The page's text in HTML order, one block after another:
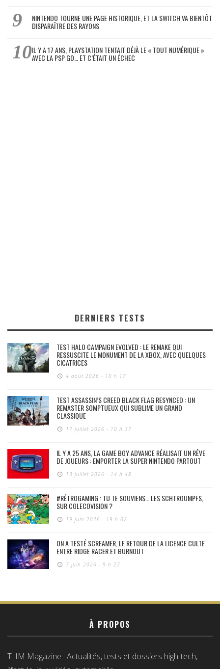
NINTENDO TOURNE UNE PAGE HISTORIQUE, ET LA SWITCH VA BIENTÔT
DISPARAÎTRE DES RAYONS
IL Y A 17 ANS, PLAYSTATION TENTAIT DÉJÀ LE « TOUT NUMÉRIQUE »
AVEC LA PSP GO… ET C’ÉTAIT UN ÉCHEC
DERNIERS TESTS
TEST HALO CAMPAIGN EVOLVED : LE REMAKE QUI
RESSUSCITE LE MONUMENT DE LA XBOX, AVEC QUELQUES
CICATRICES
4 août 2026 - 10 h 17
TEST ASSASSIN’S CREED BLACK FLAG RESYNCED : UN
REMASTER SOMPTUEUX QUI SUBLIME UN GRAND
CLASSIQUE
17 juillet 2026 - 10 h 37
IL Y A 25 ANS, LA GAME BOY ADVANCE RÉALISAIT UN RÊVE
DE JOUEURS : EMPORTER LA SUPER NINTENDO PARTOUT
13 juillet 2026 - 14 h 48
#RÉTROGAMING : TU TE SOUVIENS… LES SCHTROUMPFS,
SUR COLECOVISION ?
19 juin 2026 - 19 h 02
ON A TESTÉ SCREAMER, LE RETOUR DE LA LICENCE CULTE
ENTRE RIDGE RACER ET BURNOUT
7 juin 2026 - 9 h 27
À PROPOS
THM Magazine : Actualités, tests et dossiers high-tech,